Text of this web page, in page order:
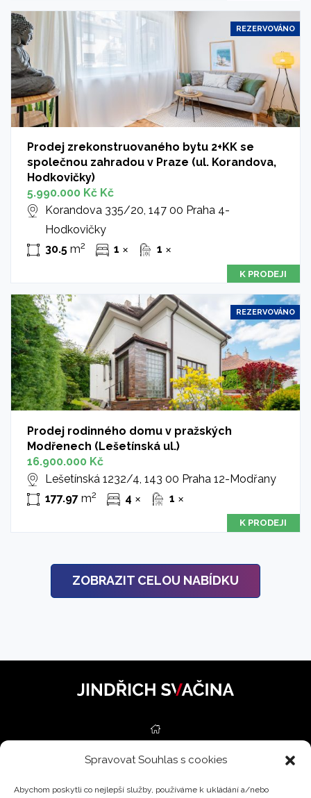
Spravovat Souhlas s cookies
Abychom poskytli co nejlepší služby, používáme k ukládání a/nebo
REZERVOVÁNO
Prodej zrekonstruovaného bytu 2+KK se
společnou zahradou v Praze (ul. Korandova,
Hodkovičky)
5.990.000 Kč Kč
Korandova 335/20, 147 00 Praha 4-
Hodkovičky
30.5m2 1 ✕ 1 ✕
K PRODEJI
REZERVOVÁNO
Prodej rodinného domu v pražských
Modřenech (Lešetínská ul.)
16.900.000 Kč
Lešetínská 1232/4, 143 00 Praha 12-Modřany
177.97m2 4 ✕ 1 ✕
K PRODEJI
ZOBRAZIT CELOU NABÍDKU
NEMOVITOSTI
SLUŽBY